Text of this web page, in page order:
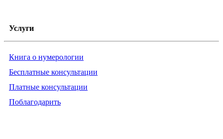
Услуги
Книга о нумерологии
Бесплатные консультации
Платные консультации
Поблагодарить